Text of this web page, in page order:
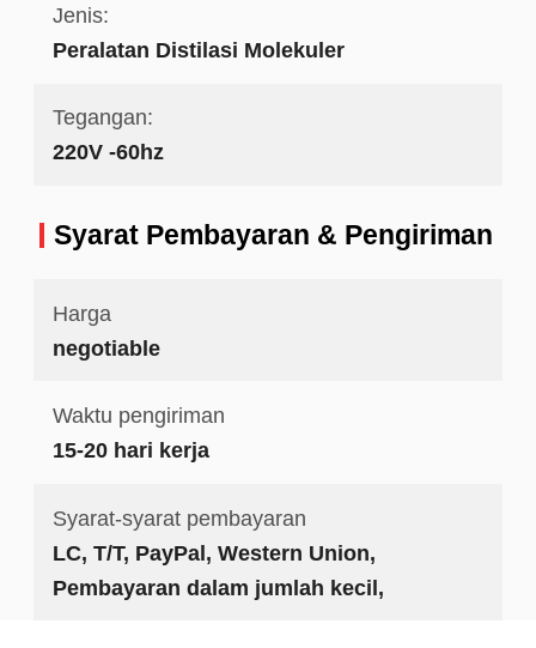
Jenis:
Peralatan Distilasi Molekuler
Tegangan:
220V -60hz
Syarat Pembayaran & Pengiriman
Harga
negotiable
Waktu pengiriman
15-20 hari kerja
Syarat-syarat pembayaran
LC, T/T, PayPal, Western Union,
Pembayaran dalam jumlah kecil,